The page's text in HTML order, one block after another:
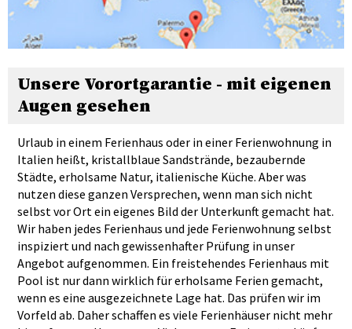
Unsere Vorortgarantie - mit eigenen
Augen gesehen
Urlaub in einem Ferienhaus oder in einer Ferienwohnung in
Italien heißt, kristallblaue Sandstrände, bezaubernde
Städte, erholsame Natur, italienische Küche. Aber was
nutzen diese ganzen Versprechen, wenn man sich nicht
selbst vor Ort ein eigenes Bild der Unterkunft gemacht hat.
Wir haben jedes Ferienhaus und jede Ferienwohnung selbst
inspiziert und nach gewissenhafter Prüfung in unser
Angebot aufgenommen. Ein freistehendes Ferienhaus mit
Pool ist nur dann wirklich für erholsame Ferien gemacht,
wenn es eine ausgezeichnete Lage hat. Das prüfen wir im
Vorfeld ab. Daher schaffen es viele Ferienhäuser nicht mehr